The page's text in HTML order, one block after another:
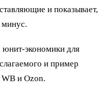
и показывает,
минус.
экономики для
и пример
WB и Ozon.